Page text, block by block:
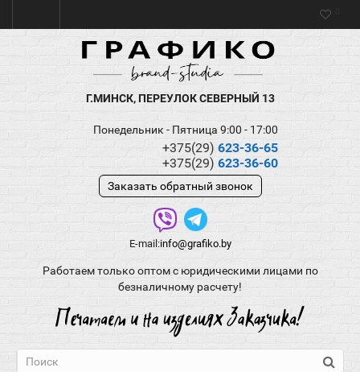
Г.МИНСК, ПЕРЕУЛОК СЕВЕРНЫЙ 13
Понедельник - Пятница 9:00 - 17:00
+375(29) 623-36-65
+375(29) 623-36-60
Заказать обратный звонок
E-mail:info@grafiko.by
Работаем только оптом с юридическими лицами по
безналичному расчету!